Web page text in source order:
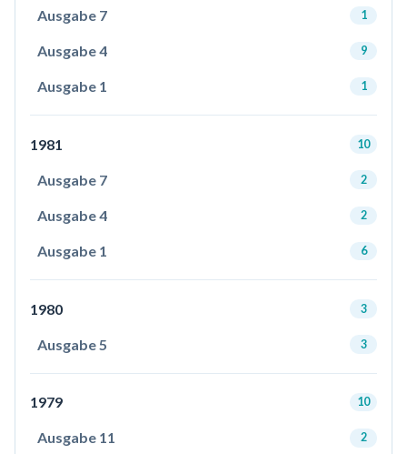
Ausgabe 7 1
Ausgabe 4 9
Ausgabe 1 1
1981 10
Ausgabe 7 2
Ausgabe 4 2
Ausgabe 1 6
1980 3
Ausgabe 5 3
1979 10
Ausgabe 11 2